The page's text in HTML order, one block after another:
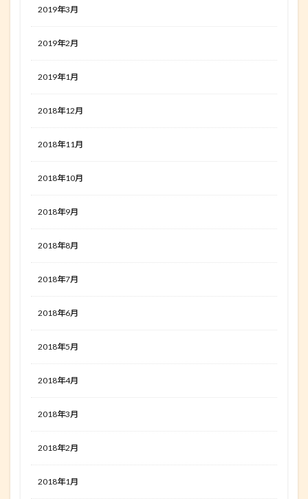
2019年3月
2019年2月
2019年1月
2018年12月
2018年11月
2018年10月
2018年9月
2018年8月
2018年7月
2018年6月
2018年5月
2018年4月
2018年3月
2018年2月
2018年1月